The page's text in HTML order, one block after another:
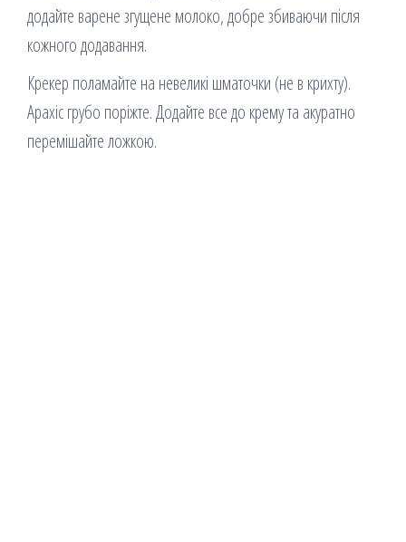
додайте варене згущене молоко, добре збиваючи після
кожного додавання.
Крекер поламайте на невеликі шматочки (не в крихту).
Арахіс грубо поріжте. Додайте все до крему та акуратно
перемішайте ложкою.